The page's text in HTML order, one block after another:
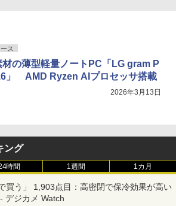
ス
材の薄型軽量ノートPC「LG gram P
」 AMD Ryzen AIプロセッサ搭載
2026年3月13日
ング
時間 1週間 1カ月
買う」 1,903点目：高密閉で保冷効果が高い
デジカメ Watch